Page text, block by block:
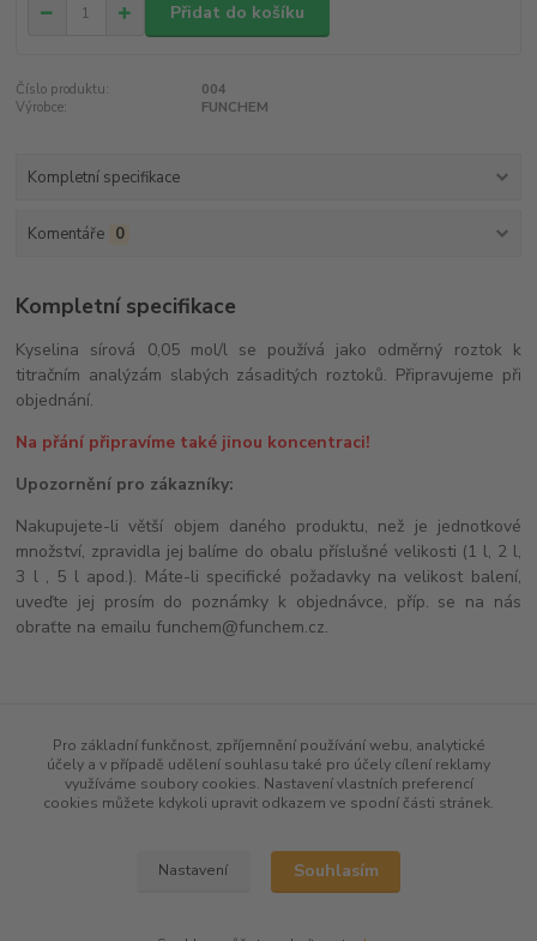
Přidat do košíku
Číslo produktu:
004
Výrobce:
FUNCHEM
Kompletní specifikace
Komentáře 0
Kompletní specifikace
Kyselina sírová 0,05 mol/l se používá jako odměrný roztok k
titračním analýzám slabých zásaditých roztoků. Připravujeme při
objednání.
Na přání připravíme také jinou koncentraci!
Upozornění pro zákazníky:
Nakupujete-li větší objem daného produktu, než je jednotkové
množství, zpravidla jej balíme do obalu příslušné velikosti (1 l, 2 l,
3 l , 5 l apod.). Máte-li specifické požadavky na velikost balení,
uveďte jej prosím do poznámky k objednávce, příp. se na nás
obraťte na emailu funchem@funchem.cz.
ODMĚRNÉ ROZTOKY
Pro základní funkčnost, zpříjemnění používání webu, analytické
účely a v případě udělení souhlasu také pro účely cílení reklamy
využíváme soubory cookies. Nastavení vlastních preferencí
cookies můžete kdykoli upravit odkazem ve spodní části stránek.
Nastavení Souhlasím